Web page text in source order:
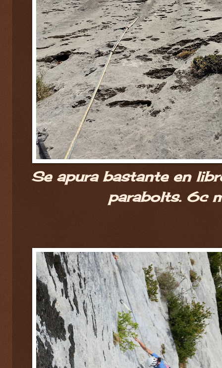
Se apura bastante en
parabolts. 6c